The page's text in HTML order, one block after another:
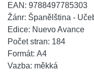
EAN: 9788497785303
Žánr: Španělština -
Edice: Nuevo Avance
Počet stran: 184
Formát: A4
Vazba: měkká